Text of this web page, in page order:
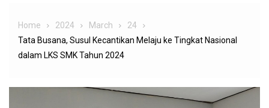
Home 2024 March
24
Tata Busana, Susul Kecantikan Melaju ke Tingkat Nasional
dalam LKS SMK Tahun 2024